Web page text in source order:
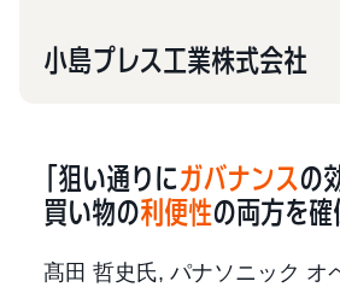
小島プレス工業株式会社
「狙い通りにガバナンスの
買い物の利便性の両方を確
髙田 哲史氏, パナソニック オ